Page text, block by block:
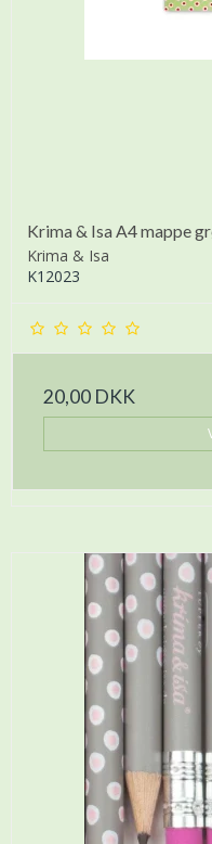
Krima & Isa A4 mappe
Krima & Isa
K12023
20,00 DKK